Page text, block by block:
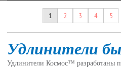
1 2 3 4 5
Удлинители
Удлинители Космос™ разработаны